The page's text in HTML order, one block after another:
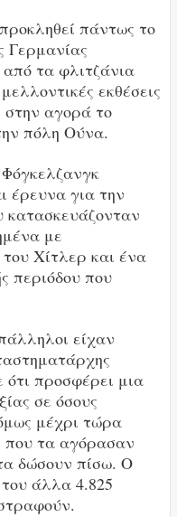
πάντως το
Γερμανίας
τα φλιτζάνια
εκθέσεις
στην αγορά το
πόλη Ούνα.
έρευνα για την
κατασκευάζονταν
με
Χίτλερ και ένα
περιόδου που
είχαν
προσφέρει μια
σε όσους
μέχρι τώρα
που τα αγόρασαν
δώσουν πίσω. Ο
άλλα 4.825